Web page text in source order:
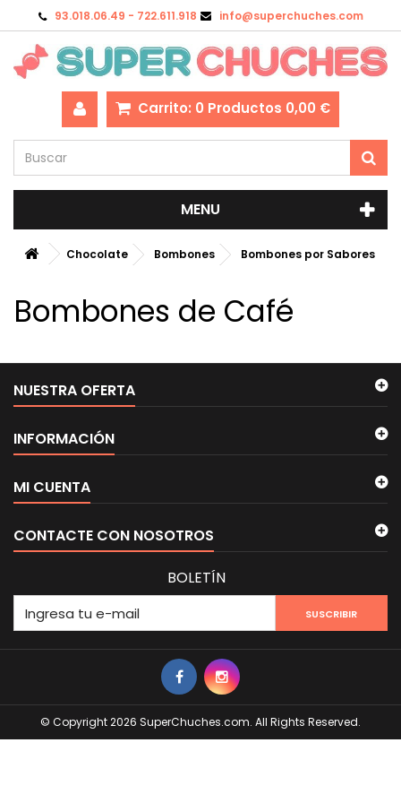
93.018.06.49 - 722.611.918 info@superchuches.com
Carrito: 0 Productos 0,00 €
MENU
Chocolate Bombones Bombones por Sabores
Bombones de Café
NUESTRA OFERTA
INFORMACIÓN
© Copyright 2026 SuperChuches.com. All Rights Reserved.
MI CUENTA
CONTACTE CON NOSOTROS
BOLETÍN
SUSCRIBIR